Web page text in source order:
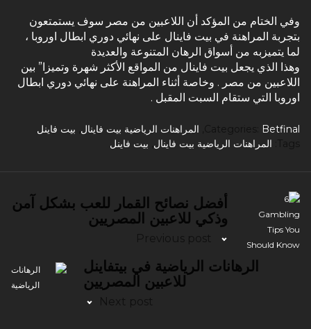
وفي الختام من المؤكد أن اللاعبين من مصر سوف يستمتعون
بتجربة المراهنة في بيت فاينال على نهائي دوري ابطال اوروبا ،
لما يتميزبه من أسواق الرهان المتنوعة والعديدة
وهذا الذي يجعل بيت فاينال من المواقع الأكثر شهرة وتميزا” بين
اللاعبين من مصر . وخاصة أثناء المراهنة على نهائي دوري ابطال
اوروبا التي ستقام السبت المقبل .
Betfinal المراهنات الرياضية بيت فاينال بيت فاينل
المراهنات الرياضية بيت فاينال بيت فاينل
أفضل نصائح القمار للعب بشكل آمن
وذكي للاعبين المصريين
الرهانات الرياضية في بيتفاينل
للاعبين المصريين